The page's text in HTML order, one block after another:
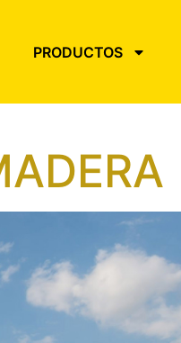
PRODUCTOS